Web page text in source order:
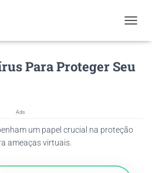
O
G
L
I
Para Proteger Seu
Ads
um papel crucial na proteção
ameaças virtuais.